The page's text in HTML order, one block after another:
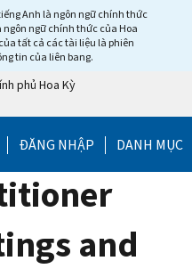
Anh là ngôn ngữ chính thức
ngữ chính thức của Hoa
tất cả các tài liệu là phiên
tin của liên bang.
phủ Hoa Kỳ
ĐĂNG NHẬP DANH MỤC
and